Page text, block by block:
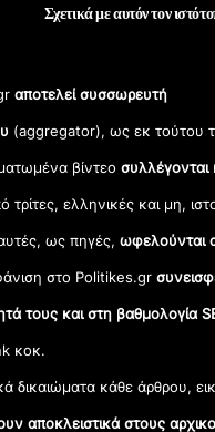
Σχετικά με αυτόν τον
αποτελεί συσσωρευτή
(aggregator), ως εκ τούτου
βίντεοσυλλέγονται
τρίτες, ελληνικές και μη,
αυτές, ως πηγές,ωφελούνται
στο Politikes.gr
τους και στη βαθμολογία
κοκ.
δικαιώματα κάθε άρθρου,
αποκλειστικά στους